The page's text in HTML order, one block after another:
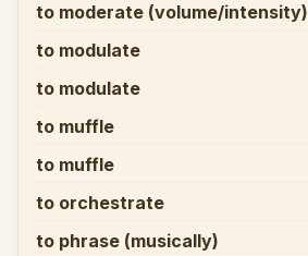
to moderate (volume/intensity)
to modulate
to modulate
to muffle
to muffle
to orchestrate
to phrase (musically)